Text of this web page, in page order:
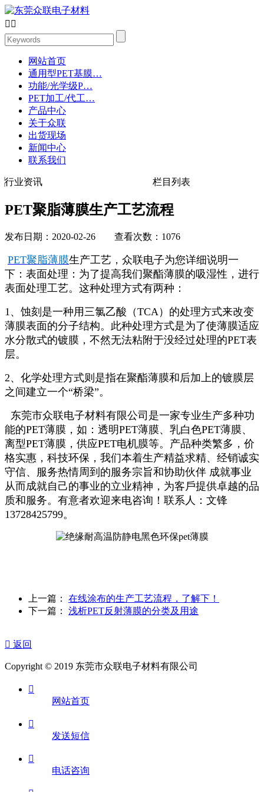
 
网站首页
通用型PET基膜…
功能/光学级P…
PET加工/代工…
产品中心
关于众联
出货现场
新闻中心
联系我们
行业资讯 栏目列表
PET聚脂薄膜生产工艺流程
发布日期：2020-02-26 查看次数：1076
PET聚脂薄膜生产工艺，众联电子为您详细说明一
下：表面处理：为了提高我们聚酯薄膜的吸湿性，进行
表面处理工艺。这种处理方式有两种：
1、蚀刻是一种用三氯乙酸（TCA）的处理方式来改变
薄膜表面的分子结构。此种处理方式是为了使薄膜适应
水分散式的镀膜，不然无法粘附于没经过处理的PET表
层。
2、化学处理方式则是指在聚酯薄膜和后加上的镀膜层
之间建立一个“桥梁”。
东莞市众联电子材料有限公司是一家专业生产多种功
能的PET薄膜，如：透明PET薄膜、乳白色PET薄膜、
离型PET薄膜，供应PET电机膜等。产品种类繁多，价
格实惠，科技环保，我们本着生产精益求精、经销诚实
守信、服务热情周到的服务宗旨和协助伙伴 成就事业
从而成就自己的事业的立业精神，为客戶提供卓越的品
质和服务。有意者欢迎来电咨询！联系人：文锋
13728425799。
上一篇： 在线涂布的生产工艺流程，了解下！
下一篇： 浅析PET反射薄膜的分类及用途
 返回
Copyright © 2019 东莞市众联电子材料有限公司

网站首页

发送短信

电话咨询